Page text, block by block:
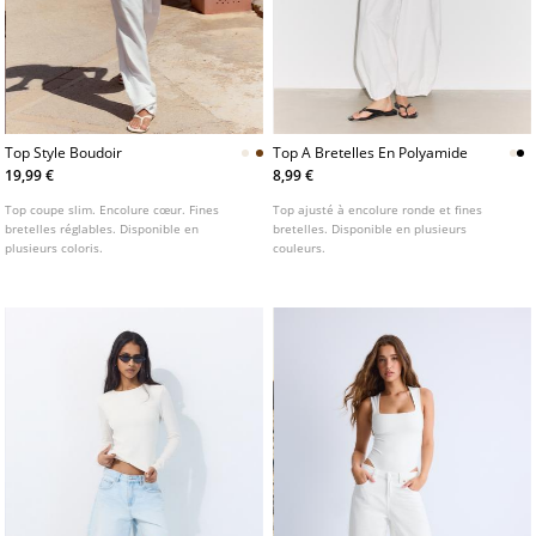
Top Style Boudoir
19,99 €
Top coupe slim. Encolure cœur. Fines
bretelles réglables. Disponible en
plusieurs coloris.
Top A Bretelles En Polyamide
8,99 €
Top ajusté à encolure ronde et fines
bretelles. Disponible en plusieurs
couleurs.